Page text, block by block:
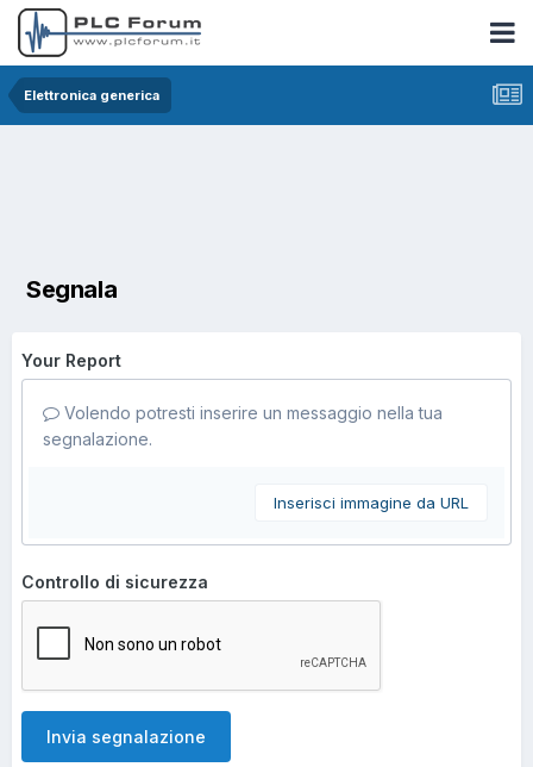
Elettronica generica
Segnala
Your Report
Volendo potresti inserire un messaggio nella tua
segnalazione.
Inserisci immagine da URL
Controllo di sicurezza
Invia segnalazione